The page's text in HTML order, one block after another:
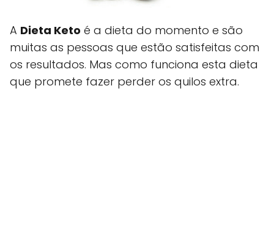
A Dieta Keto é a dieta do momento e são
muitas as pessoas que estão satisfeitas com
os resultados. Mas como funciona esta dieta
que promete fazer perder os quilos extra.